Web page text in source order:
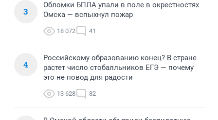
3
Обломки БПЛА упали в поле в окрестностях
Омска — вспыхнул пожар
18 072 41
4
Российскому образованию конец? В стране
растет число стобалльников ЕГЭ — почему
это не повод для радости
13 628 82